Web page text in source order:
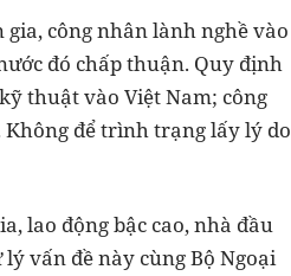
công nhân lành nghề vào
đó chấp thuận. Quy định
thuật vào Việt Nam; công
để trình trạng lấy lý do
lao động bậc cao, nhà đầu
vấn đề này cùng Bộ Ngoại